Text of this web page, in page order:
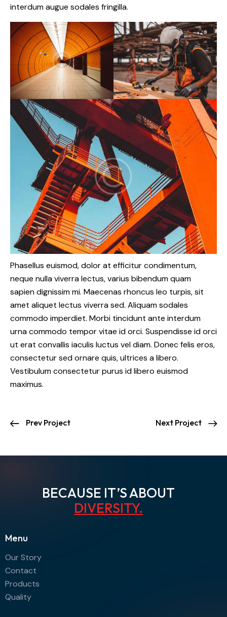
interdum augue sodales fringilla.
Phasellus euismod, dolor at efficitur condimentum,
neque nulla viverra lectus, varius bibendum quam
sapien dignissim mi. Maecenas rhoncus leo turpis, sit
amet aliquet lectus viverra sed. Aliquam sodales
commodo imperdiet. Morbi tincidunt ante interdum
urna commodo tempor vitae id orci. Suspendisse id orci
ut erat convallis iaculis luctus vel diam. Donec felis eros,
consectetur sed ornare quis, ultrices a libero.
Vestibulum consectetur purus id libero euismod
maximus.
Prev Project Next Project
BECAUSE IT’S ABOUT
DIVERSITY.
Menu
Our Story
Contact
Products
Quality